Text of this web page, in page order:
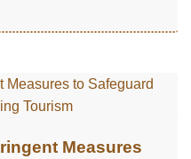
Measures